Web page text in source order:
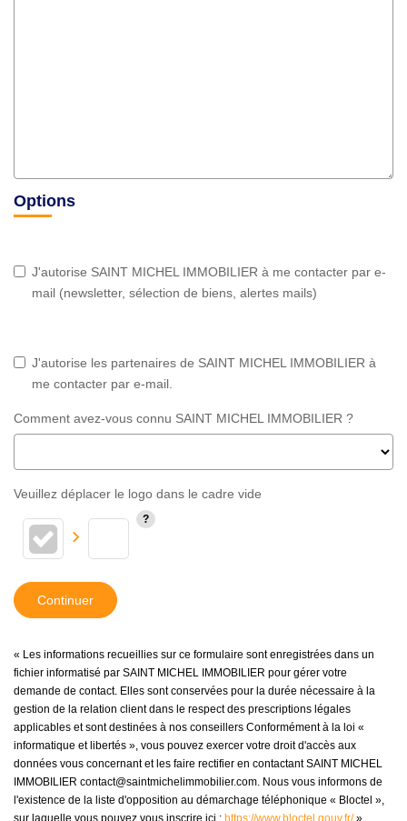
Options
J'autorise SAINT MICHEL IMMOBILIER à me contacter par e-
mail (newsletter, sélection de biens, alertes mails)
J'autorise les partenaires de SAINT MICHEL IMMOBILIER à
me contacter par e-mail.
Comment avez-vous connu SAINT MICHEL IMMOBILIER ?
Veuillez déplacer le logo dans le cadre vide
Continuer
« Les informations recueillies sur ce formulaire sont enregistrées dans un
fichier informatisé par SAINT MICHEL IMMOBILIER pour gérer votre
demande de contact. Elles sont conservées pour la durée nécessaire à la
gestion de la relation client dans le respect des prescriptions légales
applicables et sont destinées à nos conseillers Conformément à la loi «
informatique et libertés », vous pouvez exercer votre droit d'accès aux
données vous concernant et les faire rectifier en contactant SAINT MICHEL
IMMOBILIER contact@saintmichelimmobilier.com. Nous vous informons de
l'existence de la liste d'opposition au démarchage téléphonique « Bloctel »,
sur laquelle vous pouvez vous inscrire ici : https://www.bloctel.gouv.fr/»